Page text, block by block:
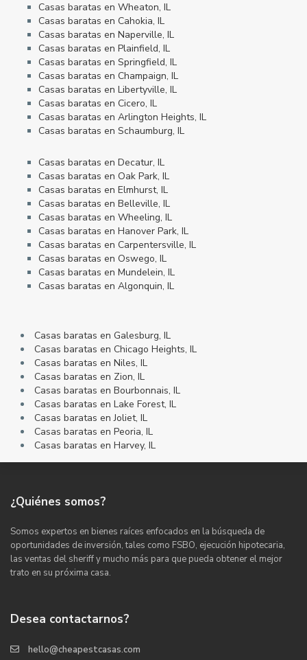
Casas baratas en Wheaton, IL
Casas baratas en Cahokia, IL
Casas baratas en Naperville, IL
Casas baratas en Plainfield, IL
Casas baratas en Springfield, IL
Casas baratas en Champaign, IL
Casas baratas en Libertyville, IL
Casas baratas en Cicero, IL
Casas baratas en Arlington Heights, IL
Casas baratas en Schaumburg, IL
Casas baratas en Decatur, IL
Casas baratas en Oak Park, IL
Casas baratas en Elmhurst, IL
Casas baratas en Belleville, IL
Casas baratas en Wheeling, IL
Casas baratas en Hanover Park, IL
Casas baratas en Carpentersville, IL
Casas baratas en Oswego, IL
Casas baratas en Mundelein, IL
Casas baratas en Algonquin, IL
Casas baratas en Galesburg, IL
Casas baratas en Chicago Heights, IL
Casas baratas en Niles, IL
Casas baratas en Zion, IL
Casas baratas en Bourbonnais, IL
Casas baratas en Lake Forest, IL
Casas baratas en Joliet, IL
Casas baratas en Peoria, IL
Casas baratas en Harvey, IL
¿Quiénes somos?
Somos expertos en bienes raíces enfocados en la búsqueda de
oportunidades de inversión, tales como FSBO, ejecución hipotecaria,
las ventas del sheriff y mucho más para que pueda obtener el mejor
trato en su próxima casa.
Desea contactarnos?
hello@cheapestcasas.com